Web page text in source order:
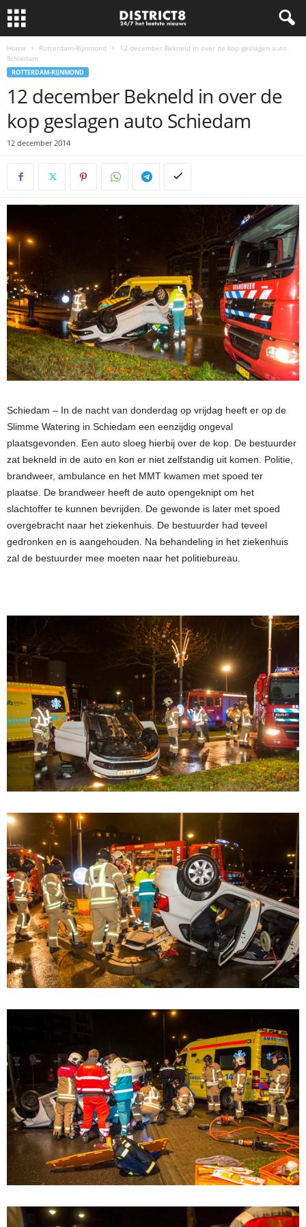
Home Rotterdam-Rijnmond
12 december Bekneld in over de kop geslagen auto
Schiedam
ROTTERDAM-RIJNMOND
12 december Bekneld in over de
kop geslagen auto Schiedam
12 december 2014
Schiedam – In de nacht van donderdag op vrijdag heeft er op de
Slimme Watering in Schiedam een eenzijdig ongeval
plaatsgevonden. Een auto sloeg hierbij over de kop. De bestuurder
zat bekneld in de auto en kon er niet zelfstandig uit komen. Politie,
brandweer, ambulance en het MMT kwamen met spoed ter
plaatse. De brandweer heeft de auto opengeknipt om het
slachtoffer te kunnen bevrijden. De gewonde is later met spoed
overgebracht naar het ziekenhuis. De bestuurder had teveel
gedronken en is aangehouden. Na behandeling in het ziekenhuis
zal de bestuurder mee moeten naar het politiebureau.